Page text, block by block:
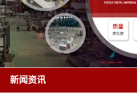
新闻资讯